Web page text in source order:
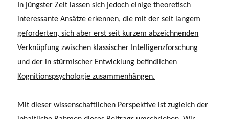
n jüngster Zeit lassen sich jedoch einige theoretisch
interessante Ansätze erkennen, die mit der seit langem
geforderten, sich aber erst seit kurzem abzeichnenden
Verknüpfung zwischen klassischer Intelligenzforschung
und der in stürmischer Entwicklung befindlichen
Kognitionspsychologie zusammenhängen.
Mit dieser wissenschaftlichen Perspektive ist zugleich der